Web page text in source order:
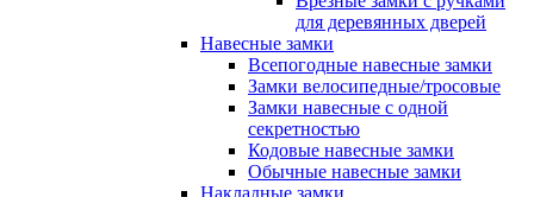
для деревянных дверей
Навесные замки
Всепогодные навесные замки
Замки велосипедные/тросовые
Замки навесные с одной
секретностью
Кодовые навесные замки
Обычные навесные замки